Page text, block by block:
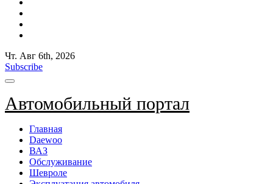
Чт. Авг 6th, 2026
Subscribe
Автомобильный портал
Главная
Daewoo
ВАЗ
Обслуживание
Шевроле